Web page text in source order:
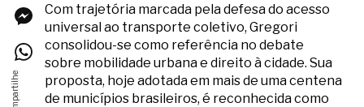
Com trajetória marcada pela defesa do acesso
universal ao transporte coletivo, Gregori
consolidou-se como referência no debate
sobre mobilidade urbana e direito à cidade. Sua
proposta, hoje adotada em mais de uma centena
de municípios brasileiros, é reconhecida como